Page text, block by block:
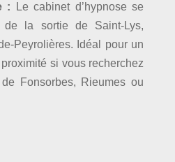
: Le cabinet d’hypnose se
la sortie de Saint-Lys,
Peyrolières. Idéal pour un
si vous recherchez
Fonsorbes, Rieumes ou